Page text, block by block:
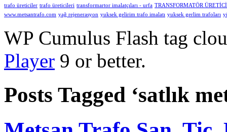
trafo üreticiler trafo üreticileri transformartor imalatçıları - urfa TRANSFORMATÖR
www.metsantrafo.com yağ rejenerasyon yuksek gelirim trafo imalatı yuksek gerlim trafoları
WP Cumulus Flash tag
Player 9 or better.
Posts Tagged ‘satlık